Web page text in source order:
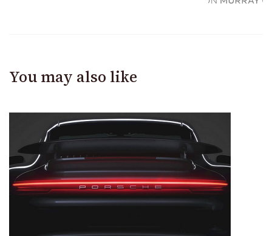
You may also like